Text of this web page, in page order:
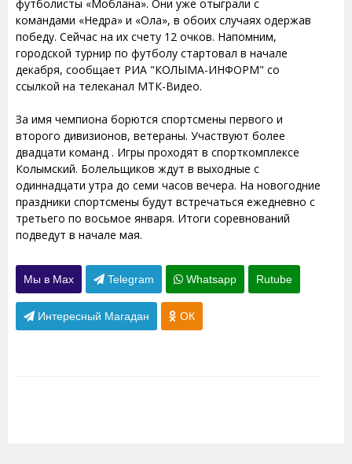
футболисты «Моблана». Они уже отыграли с
командами «Недра» и «Ола», в обоих случаях одержав
победу. Сейчас на их счету 12 очков. Напомним,
городской турнир по футболу стартовал в начале
декабря, сообщает РИА "КОЛЫМА-ИНФОРМ" со
ссылкой на телеканал МТК-Видео.
За имя чемпиона борются спортсмены первого и
второго дивизионов, ветераны. Участвуют более
двадцати команд . Игры проходят в спорткомплексе
Колымский. Болельщиков ждут в выходные с
одиннадцати утра до семи часов вечера. На новогодние
праздники спортсмены будут встречаться ежедневно с
третьего по восьмое января. Итоги соревнований
подведут в начале мая.
Мы в Max Telegram Whatsapp Rutube
Интересный Магадан ОК